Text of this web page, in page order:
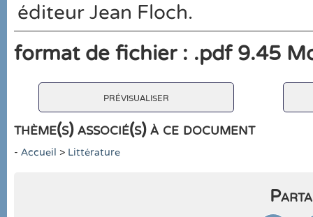
éditeur Jean Floch.
format de fichier : .pdf 9.45
prévisualiser
thème(s) associé(s) à ce document
- Accueil > Littérature